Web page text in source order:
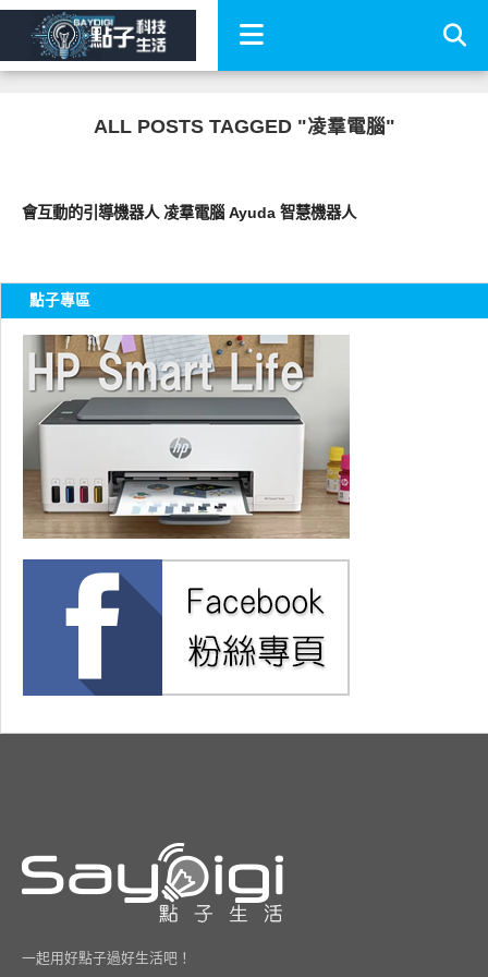
ALL POSTS TAGGED "凌羣電腦"
會互動的引導機器人 凌羣電腦 Ayuda 智慧機器人
點子專區
一起用好點子過好生活吧！